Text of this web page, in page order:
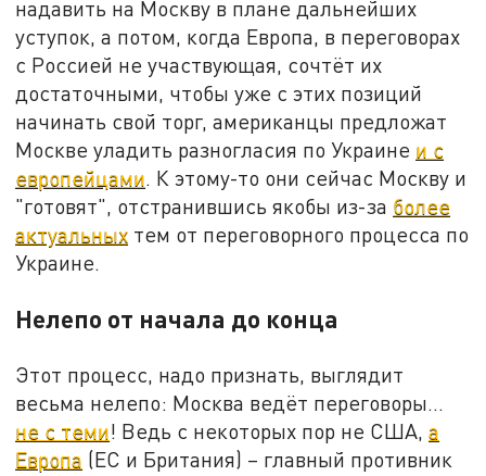
надавить на Москву в плане дальнейших
уступок, а потом, когда Европа, в переговорах
с Россией не участвующая, сочтёт их
достаточными, чтобы уже с этих позиций
начинать свой торг, американцы предложат
Москве уладить разногласия по Украине и с
европейцами . К этому-то они сейчас Москву и
"готовят", отстранившись якобы из-за более
актуальных тем от переговорного процесса по
Украине.
Нелепо от начала до конца
Этот процесс, надо признать, выглядит
весьма нелепо: Москва ведёт переговоры…
не с теми! Ведь с некоторых пор не США,а
Европа (ЕС и Британия) – главный противник